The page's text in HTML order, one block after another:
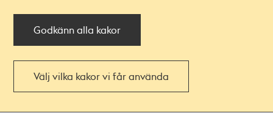
Godkänn alla kakor
Välj vilka kakor vi får använda